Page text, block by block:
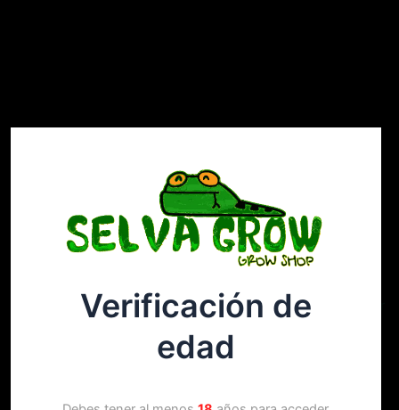
¡Disculpa este desastre! Estamos
Verificación de
edad